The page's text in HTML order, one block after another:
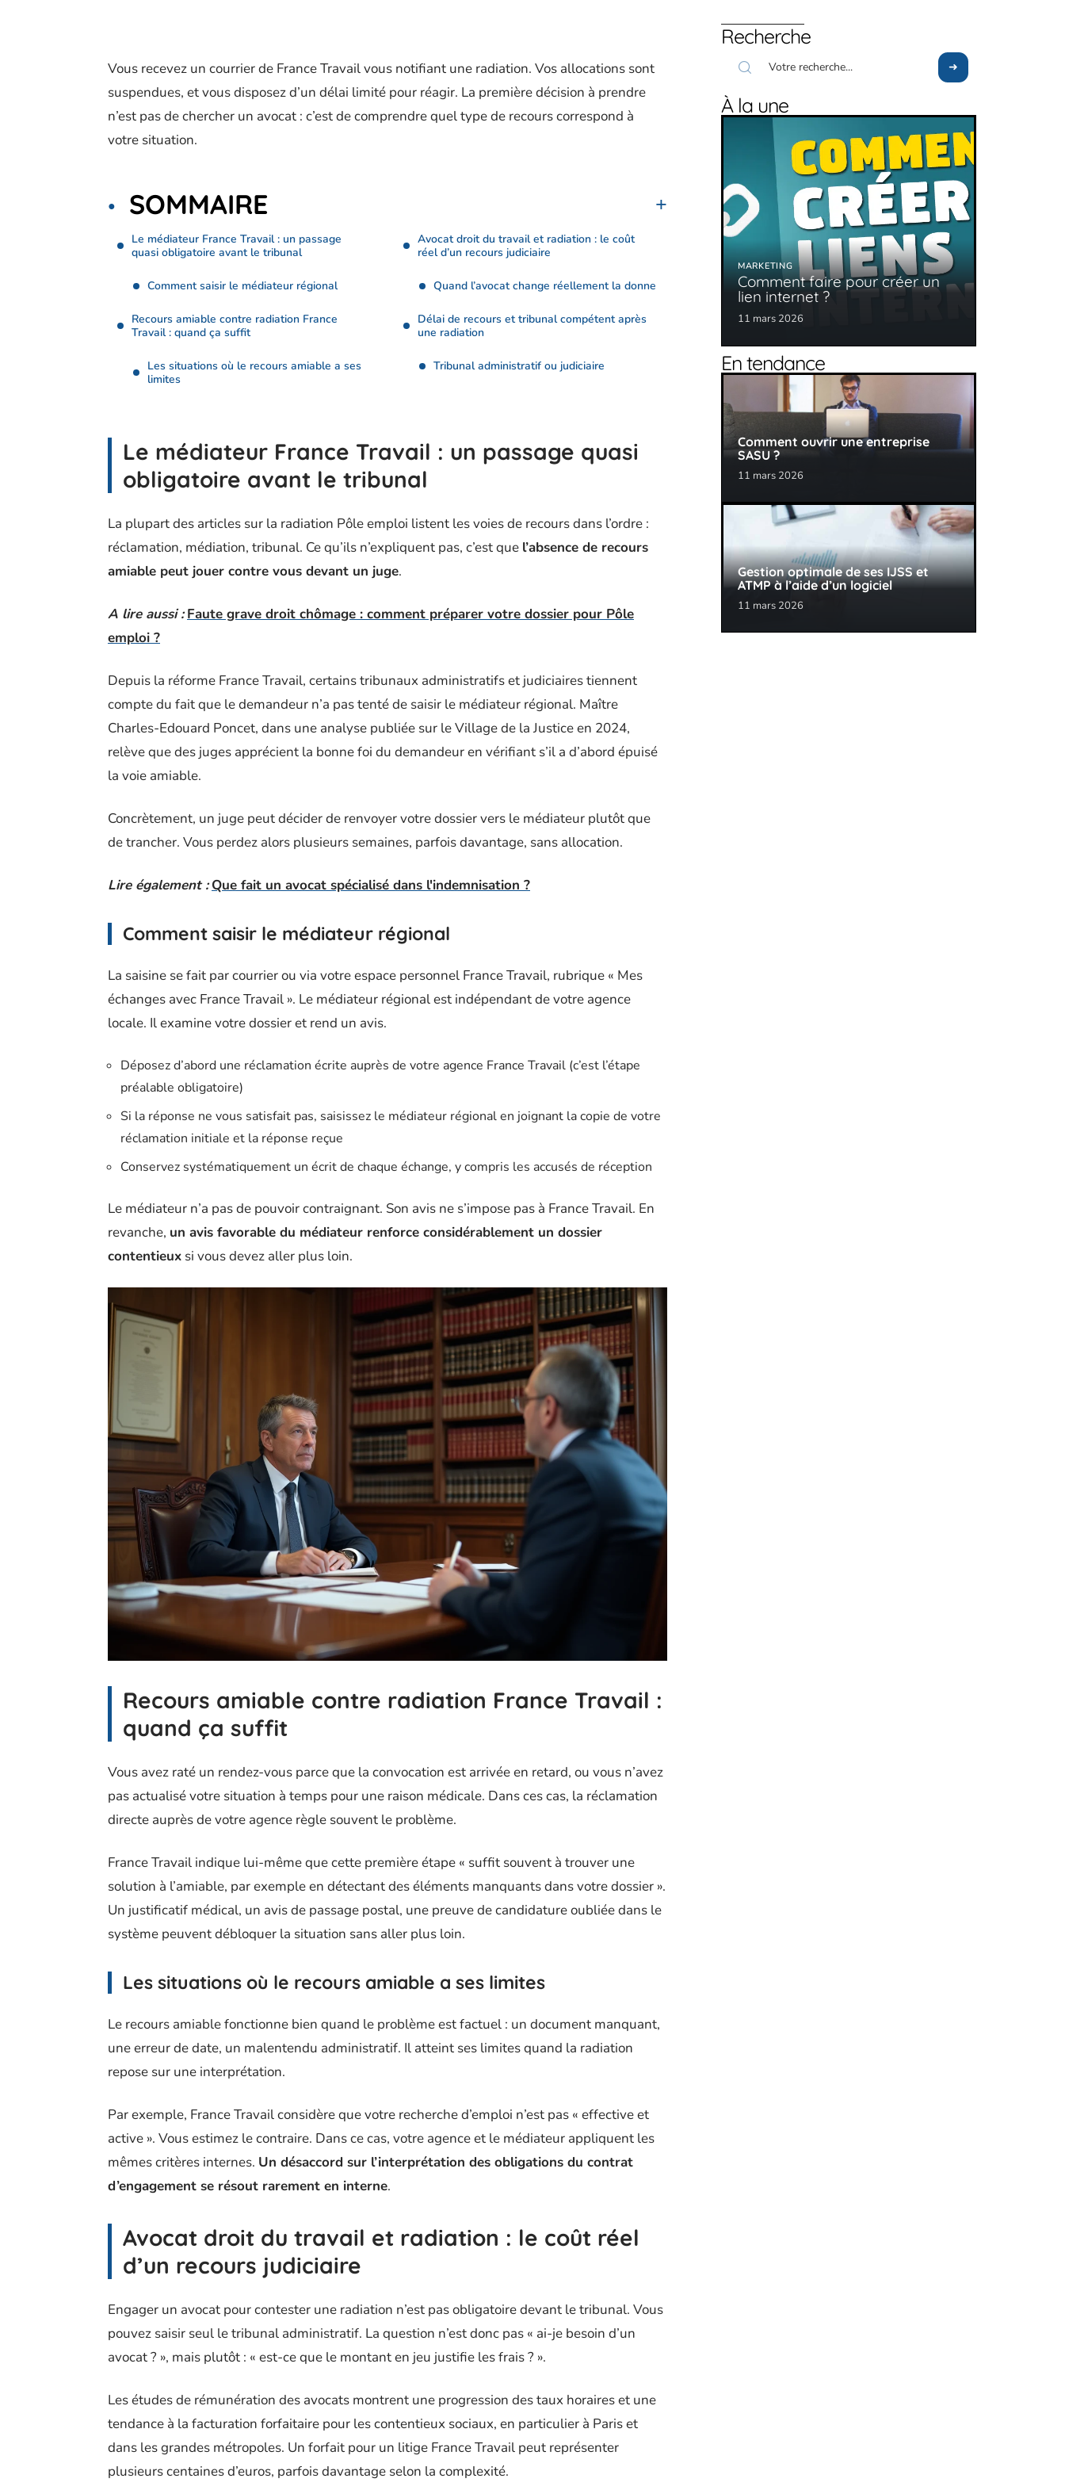
Vous recevez un courrier de France Travail vous notifiant une radiation. Vos allocations sont
suspendues, et vous disposez d’un délai limité pour réagir. La première décision à prendre
n’est pas de chercher un avocat : c’est de comprendre quel type de recours correspond à
votre situation.
SOMMAIRE
Le médiateur France Travail : un passage
quasi obligatoire avant le tribunal
Comment saisir le médiateur régional
Recours amiable contre radiation France
Travail : quand ça suffit
Les situations où le recours amiable a ses
limites
Avocat droit du travail et radiation : le coût
réel d’un recours judiciaire
Quand l’avocat change réellement la donne
Délai de recours et tribunal compétent après
une radiation
Tribunal administratif ou judiciaire
Le médiateur France Travail : un passage quasi
obligatoire avant le tribunal
La plupart des articles sur la radiation Pôle emploi listent les voies de recours dans l’ordre :
réclamation, médiation, tribunal. Ce qu’ils n’expliquent pas, c’est que l’absence de recours
amiable peut jouer contre vous devant un juge.
A lire aussi : Faute grave droit chômage : comment préparer votre dossier pour Pôle
emploi ?
Depuis la réforme France Travail, certains tribunaux administratifs et judiciaires tiennent
compte du fait que le demandeur n’a pas tenté de saisir le médiateur régional. Maître
Charles-Edouard Poncet, dans une analyse publiée sur le Village de la Justice en 2024,
relève que des juges apprécient la bonne foi du demandeur en vérifiant s’il a d’abord épuisé
la voie amiable.
Concrètement, un juge peut décider de renvoyer votre dossier vers le médiateur plutôt que
de trancher. Vous perdez alors plusieurs semaines, parfois davantage, sans allocation.
Lire également : Que fait un avocat spécialisé dans l'indemnisation ?
Comment saisir le médiateur régional
La saisine se fait par courrier ou via votre espace personnel France Travail, rubrique « Mes
échanges avec France Travail ». Le médiateur régional est indépendant de votre agence
locale. Il examine votre dossier et rend un avis.
Déposez d’abord une réclamation écrite auprès de votre agence France Travail (c’est l’étape
préalable obligatoire)
Si la réponse ne vous satisfait pas, saisissez le médiateur régional en joignant la copie de votre
réclamation initiale et la réponse reçue
Conservez systématiquement un écrit de chaque échange, y compris les accusés de réception
Le médiateur n’a pas de pouvoir contraignant. Son avis ne s’impose pas à France Travail. En
revanche, un avis favorable du médiateur renforce considérablement un dossier
contentieux si vous devez aller plus loin.
Recours amiable contre radiation France Travail :
quand ça suffit
Vous avez raté un rendez-vous parce que la convocation est arrivée en retard, ou vous n’avez
pas actualisé votre situation à temps pour une raison médicale. Dans ces cas, la réclamation
directe auprès de votre agence règle souvent le problème.
France Travail indique lui-même que cette première étape « suffit souvent à trouver une
solution à l’amiable, par exemple en détectant des éléments manquants dans votre dossier ».
Un justificatif médical, un avis de passage postal, une preuve de candidature oubliée dans le
système peuvent débloquer la situation sans aller plus loin.
Les situations où le recours amiable a ses limites
Le recours amiable fonctionne bien quand le problème est factuel : un document manquant,
une erreur de date, un malentendu administratif. Il atteint ses limites quand la radiation
repose sur une interprétation.
Par exemple, France Travail considère que votre recherche d’emploi n’est pas « effective et
active ». Vous estimez le contraire. Dans ce cas, votre agence et le médiateur appliquent les
mêmes critères internes. Un désaccord sur l’interprétation des obligations du contrat
d’engagement se résout rarement en interne.
Avocat droit du travail et radiation : le coût réel
d’un recours judiciaire
Engager un avocat pour contester une radiation n’est pas obligatoire devant le tribunal. Vous
pouvez saisir seul le tribunal administratif. La question n’est donc pas « ai-je besoin d’un
avocat ? », mais plutôt : « est-ce que le montant en jeu justifie les frais ? ».
Les études de rémunération des avocats montrent une progression des taux horaires et une
tendance à la facturation forfaitaire pour les contentieux sociaux, en particulier à Paris et
dans les grandes métropoles. Un forfait pour un litige France Travail peut représenter
plusieurs centaines d’euros, parfois davantage selon la complexité.
Recherche
À la une
MARKETING
Comment faire pour créer un
lien internet ?
11 mars 2026
En tendance
Comment ouvrir une entreprise
SASU ?
11 mars 2026
Gestion optimale de ses IJSS et
ATMP à l’aide d’un logiciel
11 mars 2026